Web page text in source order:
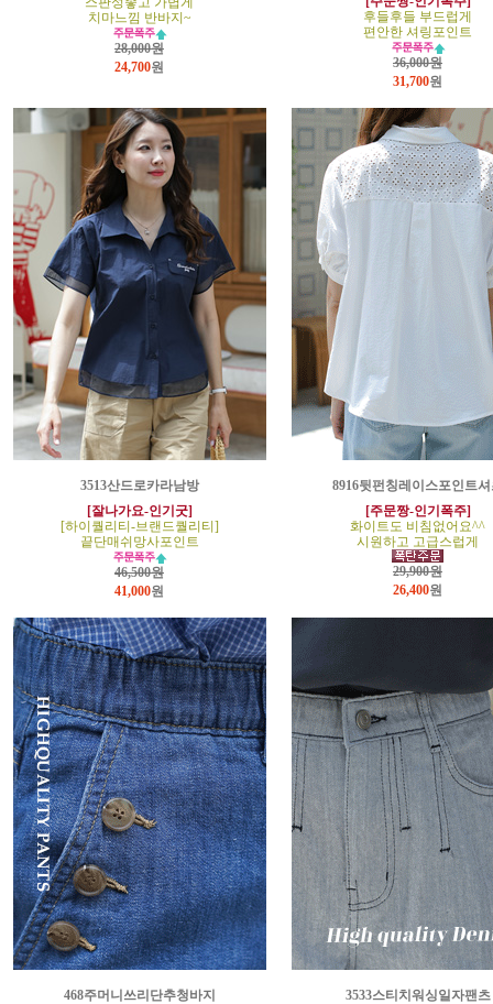
치마느낌 반바지~
28,000원
24,700원
후들후들 부드럽게
편안한 셔링포인트
36,000원
31,700원
3513산드로카라남방
[잘나가요-인기굿]
[하이퀄리티-브랜드퀄리티]
끝단매쉬망사포인트
46,500원
41,000원
8916뒷펀칭레이스포인트셔
[주문짱-인기폭주]
화이트도 비침없어요^^
시원하고 고급스럽게
29,900원
26,400원
468주머니쓰리단추청바지
3533스티치워싱일자팬츠